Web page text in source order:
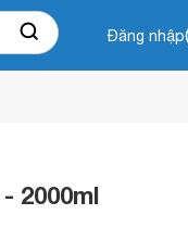
Đăng nhập
2000ml